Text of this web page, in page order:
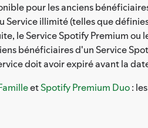
pour les anciens
Service illimité (telles que
le Service Spotify Premium ou
bénéficiaires d'un Service
doit avoir expiré avant la
etSpotify Premium Duo: